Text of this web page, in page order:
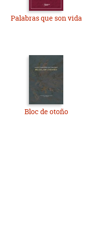
Palabras que son vida
Bloc de otoño